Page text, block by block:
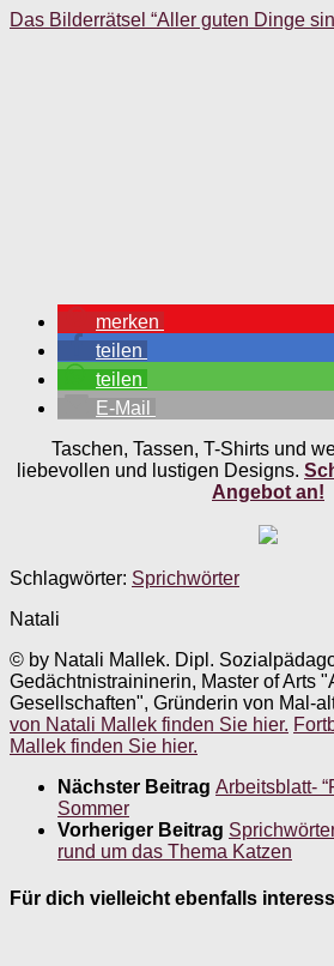
Das Bilderrätsel “Aller guten Dinge
merken
teilen
teilen
E-Mail
Taschen, Tassen, T-Shirts und
liebevollen und lustigen Designs.
Angebot an!
Schlagwörter: Sprichwörter
Natali
© by Natali Mallek. Dipl.
Gedächtnistraininerin, Master of Arts
Gesellschaften", Gründerin von Mal-
von Natali Mallek finden Sie hier.
Mallek finden Sie hier.
Nächster Beitrag Arbeitsblatt-
Sommer
Vorheriger Beitrag
rund um das Thema Katzen
Für dich vielleicht ebenfalls